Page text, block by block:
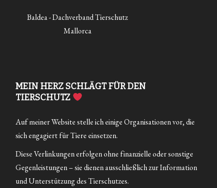
Baldea - Dachverband Tierschutz
Mallorca
MEIN HERZ SCHLÄGT FÜR DEN
TIERSCHUTZ
Auf meiner Website stelle ich einige Organisationen vor, die
sich engagiert für Tiere einsetzen.
Diese Verlinkungen erfolgen ohne finanzielle oder sonstige
Gegenleistungen – sie dienen ausschließlich zur Information
und Unterstützung des Tierschutzes.